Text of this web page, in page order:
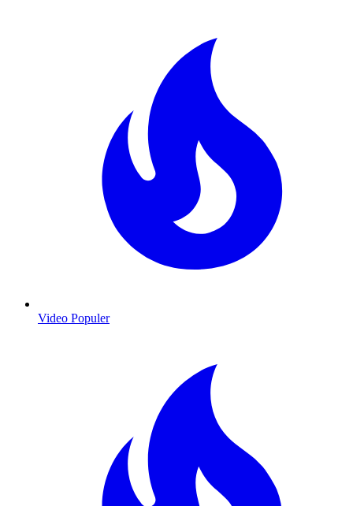
Video Populer